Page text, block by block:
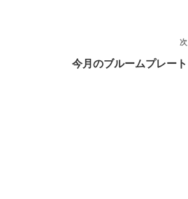
次
今月のブルームプレート